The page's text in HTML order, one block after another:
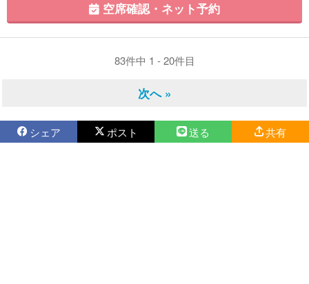
空席確認・ネット予約
83件中 1 - 20件目
次へ »
シェア ポスト 送る 共有